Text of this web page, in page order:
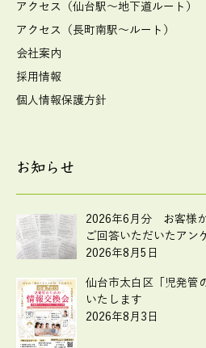
アクセス（仙台駅～地下道ルート）
アクセス（長町南駅～ルート）
会社案内
採用情報
個人情報保護方針
お知らせ
2026年6月分 お客様
ご回答いただいたアン
2026年8月5日
仙台市太白区「児発管
いたします
2026年8月3日